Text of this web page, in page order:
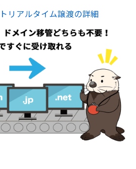
リアルタイム譲渡の詳細